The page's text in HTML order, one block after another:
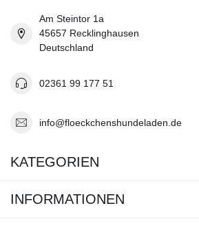
Am Steintor 1a
45657 Recklinghausen
Deutschland
02361 99 177 51
info@floeckchenshundeladen.de
KATEGORIEN
INFORMATIONEN